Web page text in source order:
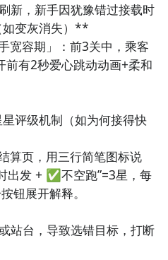
公测 时间提前预知，有三大
为您揭秘吧！
了大事件
迟到了
次上班迟到了测试的时间都
哦；
新，新手因犹豫错过接载时
如变灰消失）**
容期」：前3关中，乘客
有2秒爱心跳动动画+柔和
评级机制（如为何接得快
页，用三行简笔图标说
出发 + ✅不空跑”=3星，每
钮展开解释。
站台，导致选错目标，打断